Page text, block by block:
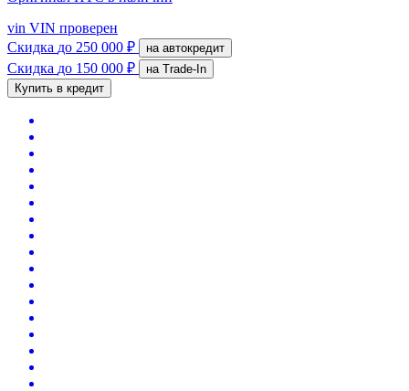
vin VIN проверен
Скидка до 250 000 ₽ на автокредит
Скидка до 150 000 ₽
на Trade-In
Купить в кредит